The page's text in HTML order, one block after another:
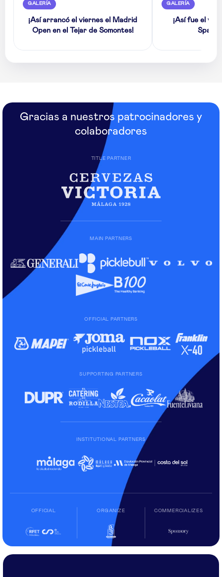
GALERÍA
¡Así arrancó el viernes el Madrid
Open en el Tejar de Somontes!
GALERÍA
¡Así fue el
Gracias a nuestros patrocinadores y
colaboradores
TITLE PARTNER
MAIN PARTNERS
OFFICIAL PARTNERS
SUPPORTING PARTNERS
INSTITUTIONAL PARTNERS
OFFICIAL ORGANIZE COMMERCIALIZES